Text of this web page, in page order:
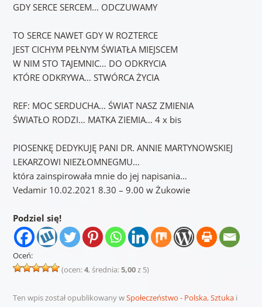
GDY SERCE SERCEM… ODCZUWAMY
TO SERCE NAWET GDY W ROZTERCE
JEST CICHYM PEŁNYM ŚWIATŁA MIEJSCEM
W NIM STO TAJEMNIC… DO ODKRYCIA
KTÓRE ODKRYWA… STWÓRCA ŻYCIA
REF: MOC SERDUCHA… ŚWIAT NASZ ZMIENIA
ŚWIATŁO RODZI… MATKA ZIEMIA… 4 x bis
PIOSENKĘ DEDYKUJĘ PANI DR. ANNIE MARTYNOWSKIEJ
LEKARZOWI NIEZŁOMNEGMU…
która zainspirowała mnie do jej napisania…
Vedamir 10.02.2021 8.30 – 9.00 w Żukowie
Podziel się!
Oceń:
(ocen:4, średnia:5,00z 5)
Ten wpis został opublikowany wSpołeczeństwo - Polska,Sztukai